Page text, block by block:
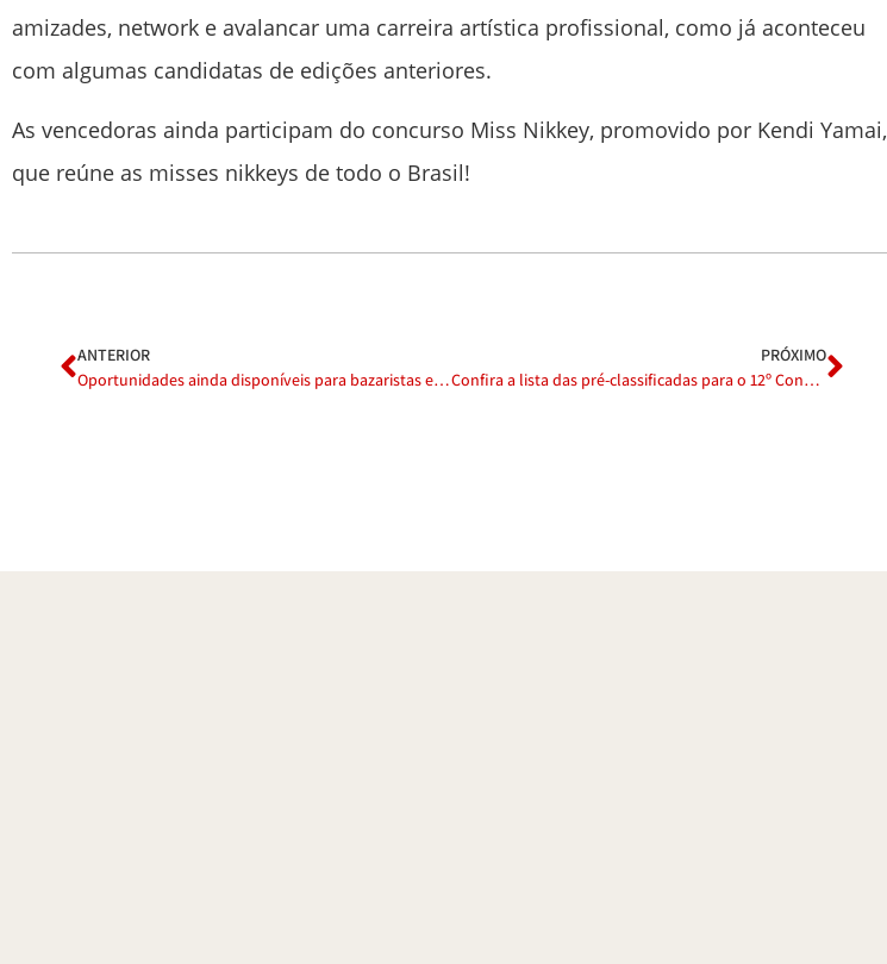
amizades, network e avalancar uma carreira artística profissional, como já aconteceu
com algumas candidatas de edições anteriores.
As vencedoras ainda participam do concurso Miss Nikkey, promovido por Kendi Yamai,
que reúne as misses nikkeys de todo o Brasil!
ANTERIOR
Oportunidades ainda disponíveis para bazaristas e expositores
PRÓXIMO
Confira a lista das pré-classificadas para o 12º Concurso Miss Akimatsuri 2023